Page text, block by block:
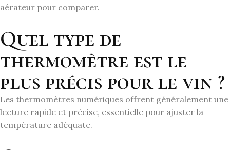
aérateur pour comparer.
Quel type de
thermomètre est le
plus précis pour le vin ?
Les thermomètres numériques offrent généralement une
lecture rapide et précise, essentielle pour ajuster la
température adéquate.